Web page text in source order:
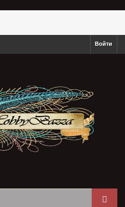
Войти